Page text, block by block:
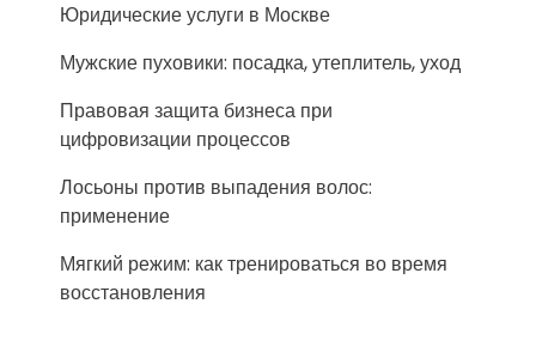
Юридические услуги в Москве
Мужские пуховики: посадка, утеплитель, уход
Правовая защита бизнеса при
цифровизации процессов
Лосьоны против выпадения волос:
применение
Мягкий режим: как тренироваться во время
восстановления